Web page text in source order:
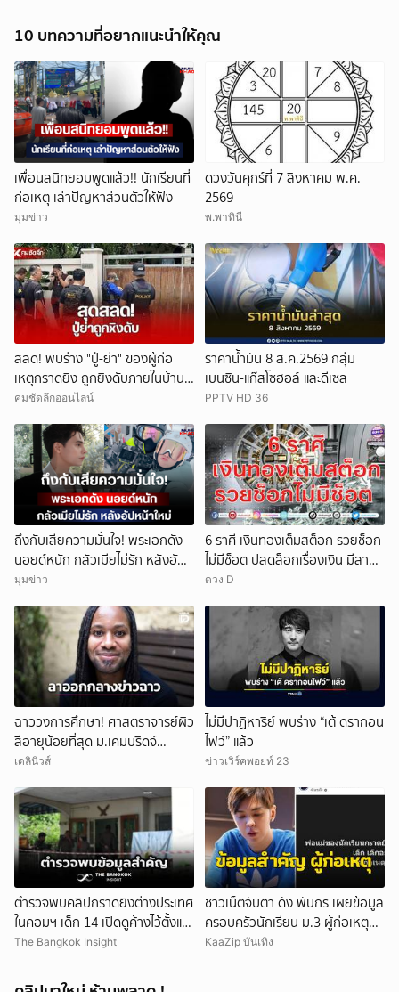
10 บทความที่อยากแนะนำให้คุณ
เพื่อนสนิทยอมพูดแล้ว!! นักเรียนที่
ก่อเหตุ เล่าปัญหาส่วนตัวให้ฟัง
มุมข่าว
ดวงวันศุกร์ที่ 7 สิงหาคม พ.ศ.
2569
พ.พาทินี
สลด! พบร่าง "ปู่-ย่า" ของผู้ก่อ
เหตุกราดยิง ถูกยิงดับภายในบ้าน
พัก
คมชัดลึกออนไลน์
ราคาน้ำมัน 8 ส.ค.2569 กลุ่ม
เบนซิน-แก๊สโซฮอล์ และดีเซล
PPTV HD 36
ถึงกับเสียความมั่นใจ! พระเอกดัง
นอยด์หนัก กลัวเมียไม่รัก หลังอัป
หน้าใหม่
มุมข่าว
6 ราศี เงินทองเต็มสต็อก รวยช็อก
ไม่มีช็อต ปลดล็อกเรื่องเงิน มีลาภ
ลอยจ่อคิว
ดวง D
ฉาววงการศึกษา! ศาสตราจารย์ผิว
สีอายุน้อยที่สุด ม.เคมบริดจ์
ประกาศลาออกหลังเผชิญข้อกล่าว
เดลินิวส์
ไม่มีปาฏิหาริย์ พบร่าง “เต้ ดรากอน
ไฟว์” แล้ว
ข่าวเวิร์คพอยท์ 23
ตำรวจพบคลิปกราดยิงต่างประเทศ
ในคอมฯ เด็ก 14 เปิดดูค้างไว้ตั้งแต่
วันที่ 30 ก.ค.
The Bangkok Insight
ชาวเน็ตจับตา ดัง พันกร เผยข้อมูล
ครอบครัวนักเรียน ม.3 ผู้ก่อเหตุ
และที่มาอาวุธ
KaaZip บันเทิง